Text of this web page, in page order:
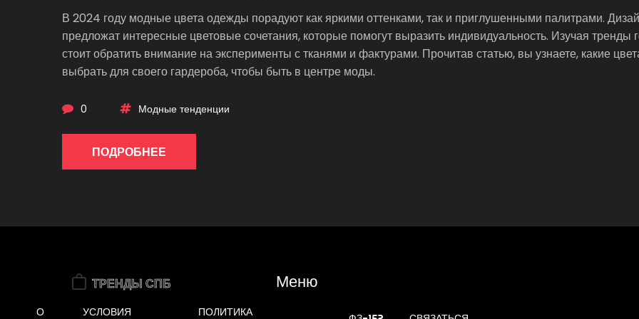
В 2024 году модные цвета одежды порадуют как яркими оттенками, так и приглушенными палитрами.
предложат интересные цветовые сочетания, которые помогут выразить индивидуальность. Изучая тренды
стоит обратить внимание на эксперименты с тканями и фактурами. Прочитав статью, вы узнаете, какие
выбрать для своего гардероба, чтобы быть в центре моды.
0 Модные тенденции
ПОДРОБНЕЕ
Меню
О
УСЛОВИЯ
ПОЛИТИКА